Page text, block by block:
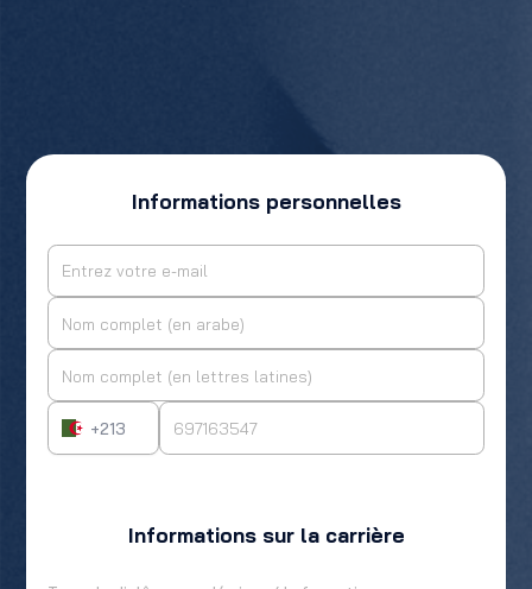
Informations personnelles
+213
Informations sur la carrière